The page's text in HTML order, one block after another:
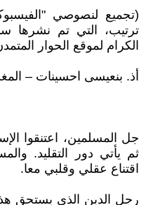
(تجميع لنصوصي
ترتيب، التي تم نشرها
الكرام لموقع الحوار
أذ. بنعيسى احسينات –
جل المسلمين، اعتنقوا
ثم يأتي دور التقليد.
اقتناع عقلي وقلبي معا.
رجل الدين الذي يستحق